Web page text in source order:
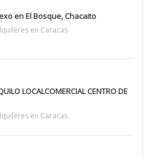
en El Bosque, Chacaito
en Caracas
LOCALCOMERCIAL CENTRO DE
en Caracas